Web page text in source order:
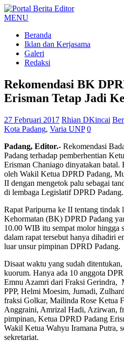
MENU
Beranda
Iklan dan Kerjasama
Galeri
Redaksi
Rekomendasi BK
Erisman Tetap Jadi
27 Februari 2017 Rhian DKincai
Kota Padang, Varia UNP 0
Padang, Editor.- Rekomendasi
Padang terhadap pemberhentian
Erisman Chaniago dinyatakan batal.
oleh Wakil Ketua DPRD Padang,
II dengan mengetok palu sebagai
di lembaga Legislatif DPRD Padang.
Rapat Paripurna ke II tentang tindak
Kehormatan (BK) DPRD Padang
10.00 WIB itu sempat molor hingga
dalam rapat tersebut hanya dihadiri
luar unsur pimpinan DPRD Padang.
Disaat waktu yang sudah
kuorum. Hanya ada 10 anggota
Emnu Azamri dari Fraksi Gerindra,
PPP, Helmi Moesim, Jumadi,
fraksi Golkar, Mailinda Rose Ketua
Anggraini, Amrizal Hadi, Azirwan,
pimpinan, Ketua DPRD Padang
Wakil Ketua Wahyu Iramana Putra,
sekretariat.